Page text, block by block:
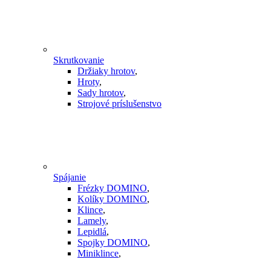
Skrutkovanie
Držiaky hrotov,
Hroty,
Sady hrotov,
Strojové príslušenstvo
Spájanie
Frézky DOMINO,
Kolíky DOMINO,
Klince,
Lamely,
Lepidlá,
Spojky DOMINO,
Miniklince,